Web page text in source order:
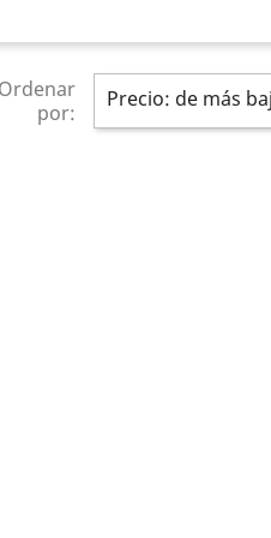
por:
Precio: de más